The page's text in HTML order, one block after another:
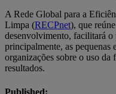
A Rede Global para a
Limpa (RECPnet), que
desenvolvimento, facilitará o
principalmente, as pequenas
organizações sobre o uso da
resultados.
Published: